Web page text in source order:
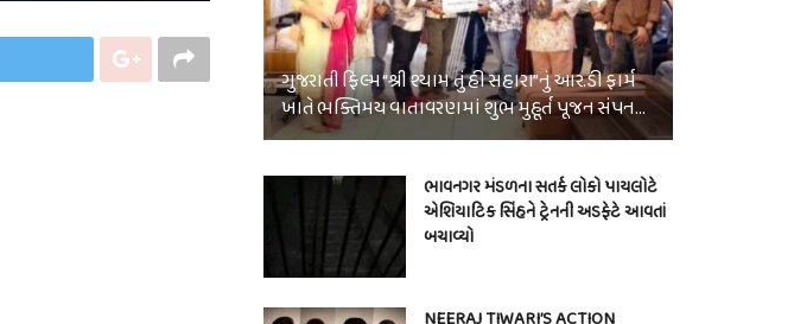
ગુજરાતી ફિલ્મ “શ્રી શ્યામ તું હી સહારા”નું આર.ડી ફાર્મ
ખાતે ભક્તિમય વાતાવરણમાં શુભ મુહૂર્ત પૂજન સંપન…
ભાવનગર મંડળના સતર્ક લોકો પાયલોટે
એશિયાટિક સિંહને ટ્રેનની અડફેટે આવતાં
બચાવ્યો